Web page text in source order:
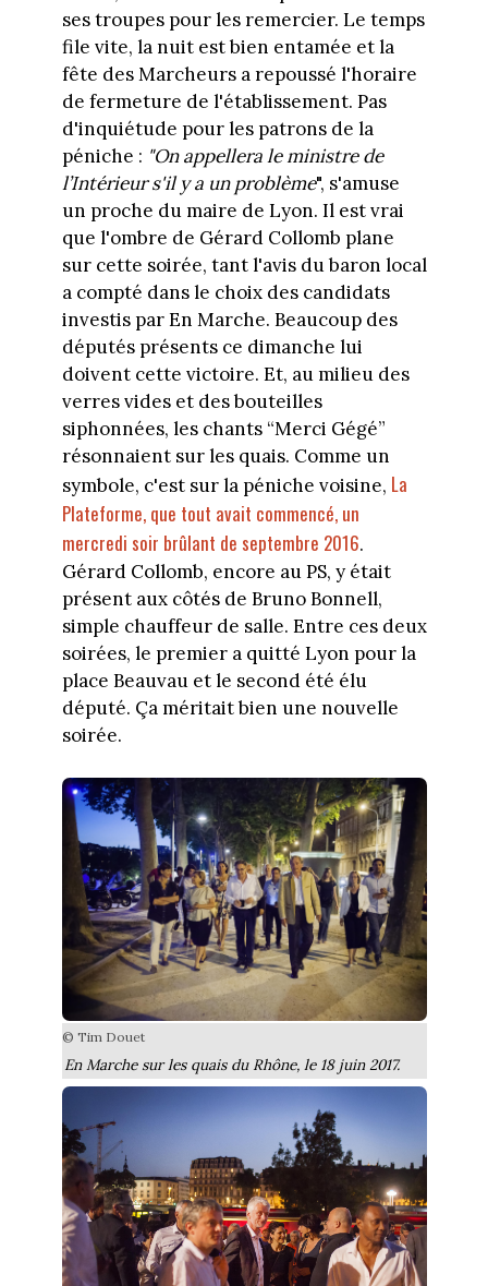
ses troupes pour les remercier. Le temps
file vite, la nuit est bien entamée et la
fête des Marcheurs a repoussé l'horaire
de fermeture de l'établissement. Pas
d'inquiétude pour les patrons de la
péniche : "On appellera le ministre de
l’Intérieur s'il y a un problème", s'amuse
un proche du maire de Lyon. Il est vrai
que l'ombre de Gérard Collomb plane
sur cette soirée, tant l'avis du baron local
a compté dans le choix des candidats
investis par En Marche. Beaucoup des
députés présents ce dimanche lui
doivent cette victoire. Et, au milieu des
verres vides et des bouteilles
siphonnées, les chants “Merci Gégé”
résonnaient sur les quais. Comme un
symbole, c'est sur la péniche voisine, La
Plateforme, que tout avait commencé, un
mercredi soir brûlant de septembre 2016.
Gérard Collomb, encore au PS, y était
présent aux côtés de Bruno Bonnell,
simple chauffeur de salle. Entre ces deux
soirées, le premier a quitté Lyon pour la
place Beauvau et le second été élu
député. Ça méritait bien une nouvelle
soirée.
© Tim Douet
En Marche sur les quais du Rhône, le 18 juin 2017.